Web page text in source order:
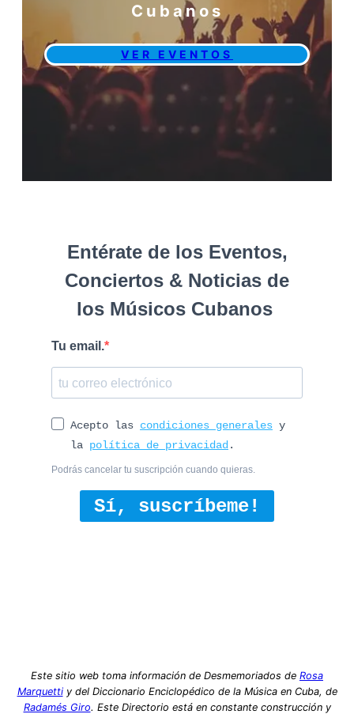
Cubanos
VER EVENTOS
Entérate de los Eventos,
Conciertos & Noticias de
los Músicos Cubanos
Tu email.
Acepto las condiciones generales y
la política de privacidad .
Podrás cancelar tu suscripción cuando quieras.
Sí, suscríbeme!
Este sitio web toma información de Desmemoriados de Rosa
Marquettiy del Diccionario Enciclopédico de la Música en Cuba, de
Radamés Giro. Este Directorio está en constante construcción y